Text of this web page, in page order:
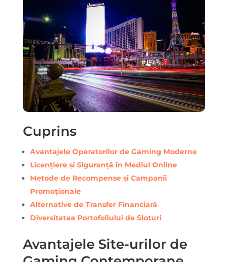
Cuprins
Avantajele Operatorilor de Gaming Moderne
Licențiere și Siguranță în Mediul Online
Metode de Recompense și Campanii
Promoționale
Alternative de Transfer Financiară
Diversitatea Portofoliului de Sloturi
Avantajele Site-urilor de